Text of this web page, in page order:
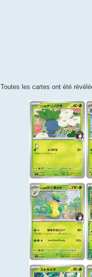
Toutes les cartes ont été